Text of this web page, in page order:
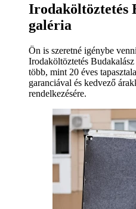
Irodaköltöztetés
galéria
Ön is szeretné igénybe
Irodaköltöztetés
több, mint 20 éves
garanciával és kedvező
rendelkezésére.